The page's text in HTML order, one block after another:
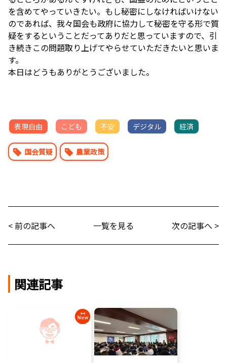
を含めてやっていきたい。もし秘密にしなければいけない
のであれば、我々国会も政府に協力して秘密を守る形で質
疑をするということだってありだと思っていますので、引
き続きこの問題取り上げてやらせていただきたいと思いま
す。
本日はどうもありがとうございました。
表現自由 こども 不安 デジタル 経済
国会質疑 農業政策
< 前の記事へ 一覧を見る 次の記事へ >
関連記事